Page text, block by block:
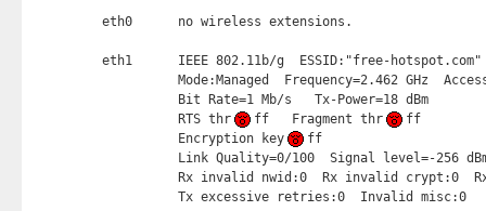
eth0      no wireless extensions.
eth1      IEEE 802.11b/g  ESSID:"free-hotspot.com"
Mode:Managed  Frequency=2.462 GHz
          Bit Rate=1 Mb/s   Tx-Power=18 dBm
          RTS thr
ff   Fragment thr
ff
          Encryption key
ff
Link Quality=0/100  Signal level=-256
Rx invalid nwid:0  Rx invalid crypt:0
Tx excessive retries:0  Invalid misc:0